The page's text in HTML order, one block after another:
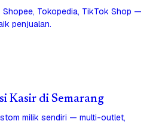
Tokopedia, TikTok Shop —
penjualan.
Kasir di Semarang
milik sendiri — multi-outlet,